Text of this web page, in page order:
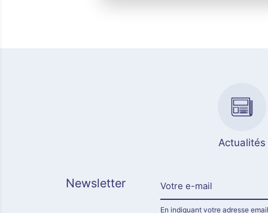
Actualités
Newsletter
En indiquant votre adresse